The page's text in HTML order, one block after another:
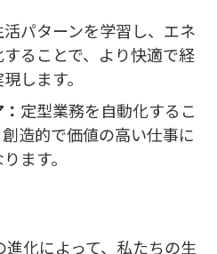
パターンを学習し、エネ
ることで、より快適で経
します。
定型業務を自動化するこ
造的で価値の高い仕事に
ます。
化によって、私たちの生